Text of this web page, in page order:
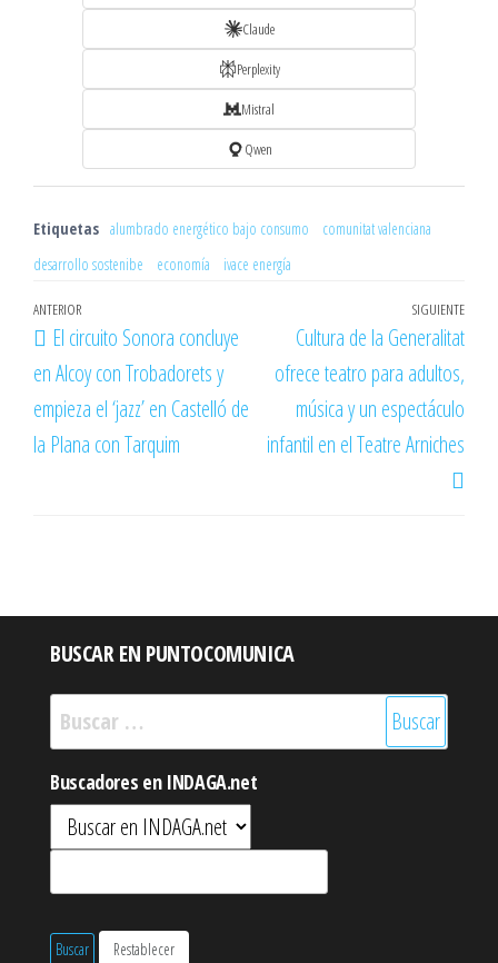
Claude
Perplexity
Mistral
Qwen
Etiquetas alumbrado energético bajo consumo
comunitat valenciana
desarrollo sostenibe
economía ivace energía
Navegación
de
entradas
Entrada
anterior
ANTERIOR
El circuito Sonora concluye
en Alcoy con Trobadorets y
empieza el ‘jazz’ en Castelló de
la Plana con Tarquim
SIGUIENTE
Cultura de la Generalitat
ofrece teatro para adultos,
música y un espectáculo
infantil en el Teatre Arniches
BUSCAR EN PUNTOCOMUNICA
Buscar:
Buscadores en INDAGA.net